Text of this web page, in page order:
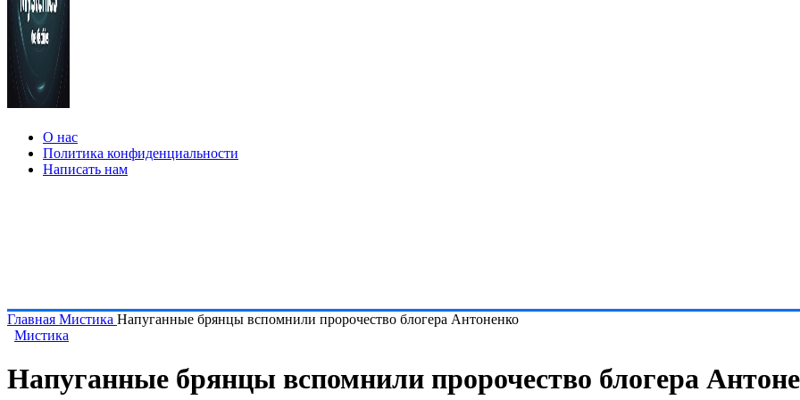
О нас
Политика конфиденциальности
Написать нам
Главная Мистика Напуганные брянцы вспомнили пророчество блогера Антоненко
Мистика
Напуганные брянцы вспомнили пророчество блогера